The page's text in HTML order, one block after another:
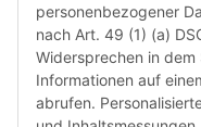
personenbezogener
nach Art. 49 (1) (a)
Widersprechen in
Informationen auf
abrufen.